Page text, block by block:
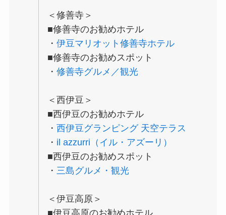
＜修善寺＞
■修善寺のお勧めホテル
・伊豆マリオット修善寺ホテル
■修善寺のお勧めスポット
・修善寺グルメ／観光
＜西伊豆＞
■西伊豆のお勧めホテル
・西伊豆グランピング 天空テラス
・ il azzurri（イル・アズーリ）
■西伊豆のお勧めスポット
・三島グルメ・観光
＜伊豆高原＞